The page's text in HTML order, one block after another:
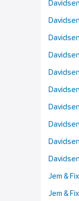
Jem &
Jem &